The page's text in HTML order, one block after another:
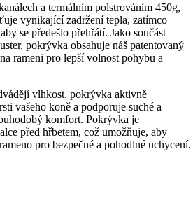
a termálním polstrováním 450g,
vynikající zadržení tepla, zatímco
se předešlo přehřátí. Jako součást
pokrývka obsahuje náš patentovaný
rameni pro lepší volnost pohybu a
vlhkost, pokrývka aktivně
vašeho koně a podporuje suché a
komfort. Pokrývka je
před hřbetem, což umožňuje, aby
pro bezpečné a pohodlné uchycení.